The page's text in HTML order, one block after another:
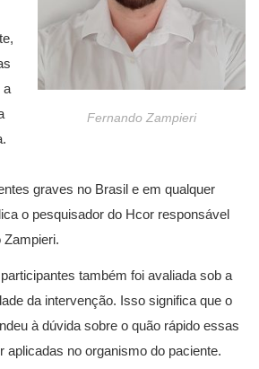
Fernando Zampieri
a
graves no Brasil e em qualquer
o pesquisador do Hcor responsável
Zampieri.
também foi avaliada sob a
da intervenção. Isso significa que o
à dúvida sobre o quão rápido essas
aplicadas no organismo do paciente.